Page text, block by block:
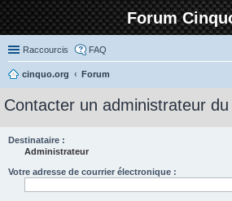
Forum
Raccourcis FAQ
cinquo.org
Forum
Contacter un administrateur
Destinataire :
Administrateur
Votre adresse de courrier électronique :